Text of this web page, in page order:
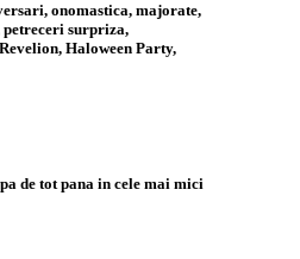
onomastica, majorate,
petreceri surpriza,
Haloween Party,
de tot pana in cele mai mici